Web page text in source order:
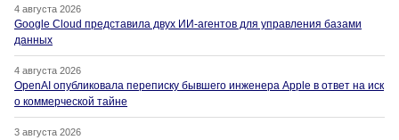
4 августа 2026
Google Cloud представила двух ИИ-агентов для управления базами
данных
4 августа 2026
OpenAI опубликовала переписку бывшего инженера Apple в ответ на иск
о коммерческой тайне
3 августа 2026